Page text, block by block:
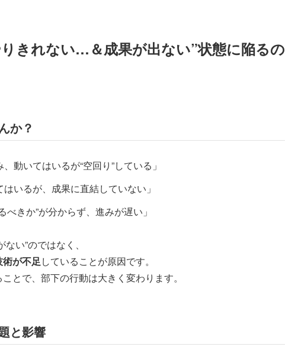
きれない…＆成果が出ない”状態に陥るの
か？
動いてはいるが“空回り”している」
はいるが、成果に直結していない」
べきか”が分からず、進みが遅い」
い”のではなく、
が不足していることが原因です。
とで、部下の行動は大きく変わります。
と影響